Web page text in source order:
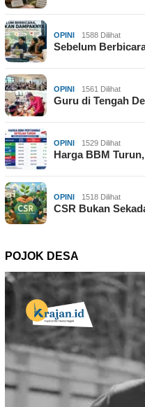
OPINI 1588 Dilihat
Sebelum
OPINI 1561 Dilihat
Guru di Tengah
OPINI 1529 Dilihat
Harga BBM
OPINI 1518 Dilihat
CSR Bukan
POJOK DESA